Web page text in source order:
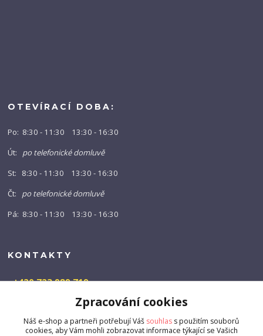
OTEVÍRACÍ DOBA:
Po: 8:30 - 11:30 13:30 - 16:30
Út: po telefonické domluvě
St: 8:30 - 11:30 13:30 - 16:30
Čt: po telefonické domluvě
Pá: 8:30 - 11:30 13:30 - 16:30
KONTAKTY
+420 723 989 719
info@barny-shop.cz
Zpracování cookies
Náš e-shop a partneři potřebují Váš souhlas s použitím souborů
cookies, aby Vám mohli zobrazovat informace týkající se Vašich